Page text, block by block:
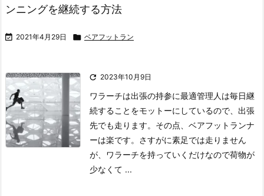
ンニングを継続する方法
 2021年4月29日  ベアフットラン
 2023年10月9日
ワラーチは出張の持参に最適管理人は毎日継
続することをモットーにしているので、出張
先でも走ります。 その点、ベアフットランナ
ーは楽です。 さすがに素足では走りません
が、ワラーチを持っていくだけなので荷物が
少なくて ...